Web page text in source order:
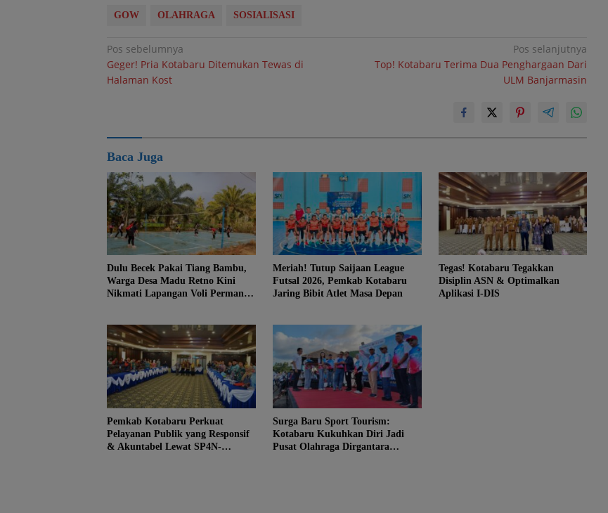
GOW OLAHRAGA SOSIALISASI
Navigasi
pos
Pos sebelumnya
Geger! Pria Kotabaru Ditemukan Tewas di
Halaman Kost
Pos selanjutnya
Top! Kotabaru Terima Dua Penghargaan Dari
ULM Banjarmasin
Baca Juga
Dulu Becek Pakai Tiang Bambu,
Warga Desa Madu Retno Kini
Nikmati Lapangan Voli Permanen
Meriah! Tutup Saijaan League
Futsal 2026, Pemkab Kotabaru
Jaring Bibit Atlet Masa Depan
Tegas! Kotabaru Tegakkan
Disiplin ASN & Optimalkan
Aplikasi I-DIS
Pemkab Kotabaru Perkuat
Pelayanan Publik yang Responsif
& Akuntabel Lewat SP4N-
Surga Baru Sport Tourism:
Kotabaru Kukuhkan Diri Jadi
Pusat Olahraga Dirgantara